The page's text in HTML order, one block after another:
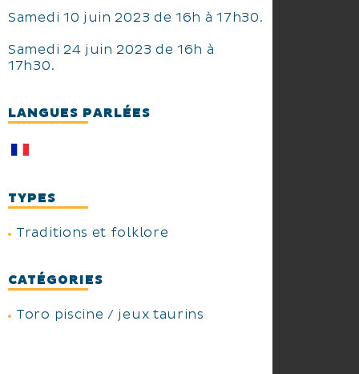
Samedi 10 juin 2023 de 16h à 17h30.
Samedi 24 juin 2023 de 16h à
17h30.
LANGUES PARLÉES
TYPES
Traditions et folklore
CATÉGORIES
Toro piscine / jeux taurins